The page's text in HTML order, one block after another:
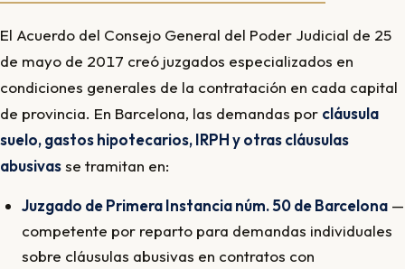
El Acuerdo del Consejo General del Poder Judicial de 25
de mayo de 2017 creó juzgados especializados en
condiciones generales de la contratación en cada capital
de provincia. En Barcelona, las demandas por cláusula
suelo, gastos hipotecarios, IRPH y otras cláusulas
abusivasse tramitan en:
Juzgado de Primera Instancia núm. 50 de Barcelona —
competente por reparto para demandas individuales
sobre cláusulas abusivas en contratos con